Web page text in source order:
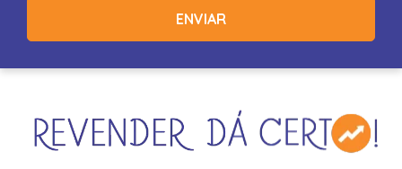
ENVIAR